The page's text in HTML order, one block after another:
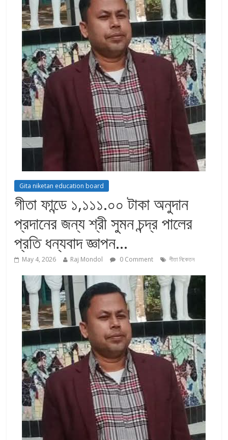
Gita niketan education board
গীতা ফান্ডে ১,১১১.০০ টাকা অনুদান
প্রদানের জন্য শ্রী সুমন চন্দ্র পালের
প্রতি ধন্যবাদ জ্ঞাপন…
May 4, 2026 Raj Mondol 0 Comment গীতা নিকেতন